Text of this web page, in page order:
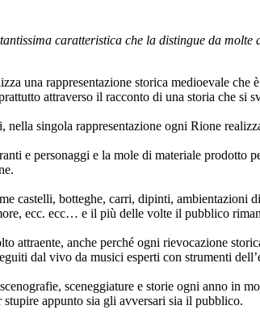
caratteristica che la distingue da
una rappresentazione storica medioevale
attraverso il racconto di una storia che si
singola rappresentazione ogni Rione
e personaggi e la mole di materiale prodotto
castelli, botteghe, carri, dipinti, ambientazioni
ecc. ecc… e il più delle volte il pubblico
attraente, anche perché ogni rievocazione
dal vivo da musici esperti con strumenti
sceneggiature e storie ogni anno in
appunto sia gli avversari sia il pubblico.